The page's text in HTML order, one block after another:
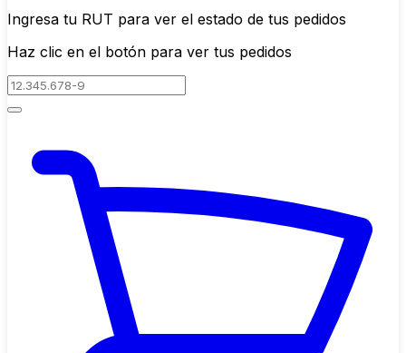
Ingresa tu RUT para ver el estado de tus pedidos
Haz clic en el botón para ver tus pedidos